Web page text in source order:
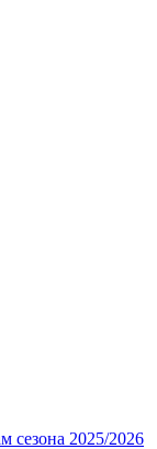
сезона 2025/2026